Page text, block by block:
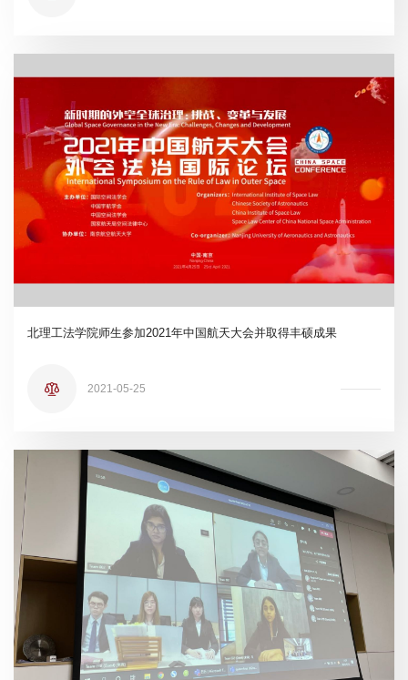
北理工法学院师生参加2021年中国航天大会并取得丰硕成果
2021-05-25